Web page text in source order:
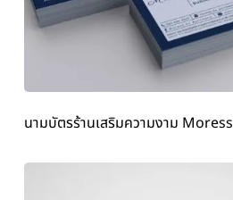
นามบัตรร้านเสริมความงาม Moress